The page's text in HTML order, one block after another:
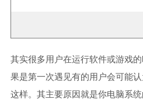
其实很多用户在运行软件或游戏
果是第一次遇见有的用户会可能
这样。其主要原因就是你电脑系